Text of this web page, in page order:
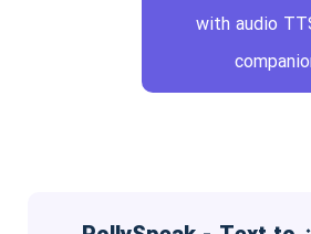
with audio